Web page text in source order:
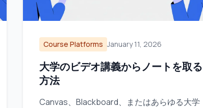
Course Platforms January 11, 2026
大学のビデオ講義からノートを取る
方法
Canvas、Blackboard、またはあらゆる大学